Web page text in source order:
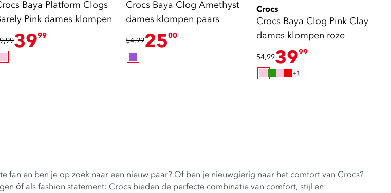
Baya Platform Clogs
Pink dames klompen
3999
Crocs Baya Clog Amethyst
dames klompen paars
54,992500
Crocs
Crocs Baya Clog Pink Clay
dames klompen roze
54,993999
+1
fan en ben je op zoek naar een nieuw paar? Of ben je nieuwgierig naar het comfort van Crocs?
óf als fashion statement: Crocs bieden de perfecte combinatie van comfort, stijl en